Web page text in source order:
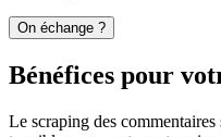
On échange ?
Bénéfices pour
Le scraping des